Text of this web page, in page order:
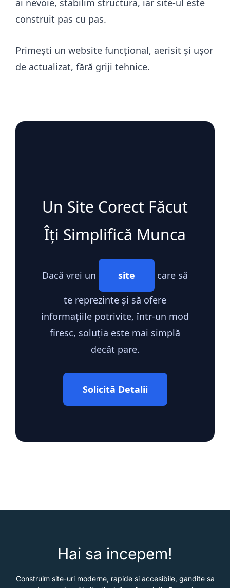
ai nevoie, stabilim structura, iar site-ul este
construit pas cu pas.
Primești un website funcțional, aerisit și ușor
de actualizat, fără griji tehnice.
Un Site Corect Făcut
Îți Simplifică Munca
Dacă vrei un site
care să
te reprezinte și să ofere
informațiile potrivite, într-un mod
firesc, soluția este mai simplă
decât pare.
Solicită Detalii
Hai sa incepem!
Construim site-uri moderne, rapide si accesibile, gandite sa